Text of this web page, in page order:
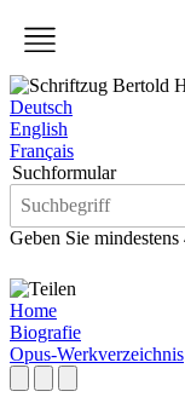
Deutsch
English
Français
Suchformular
Geben Sie
Home
Biografie
Opus-Werkverzeichnis